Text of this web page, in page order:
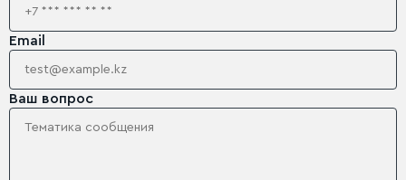
Email
Ваш вопрос